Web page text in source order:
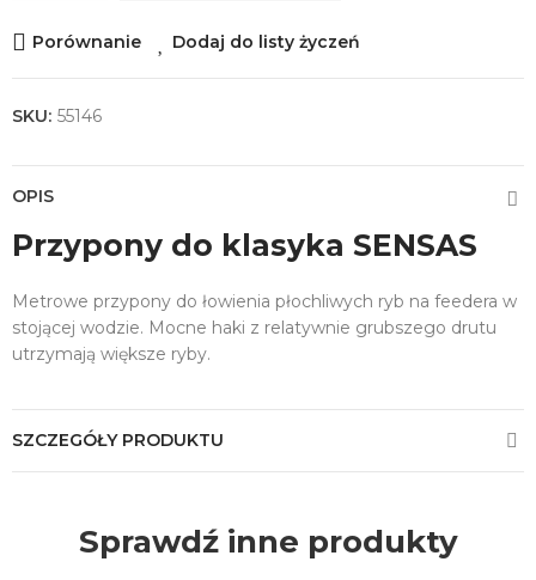
Porównanie Dodaj do listy życzeń
SKU: 55146
OPIS
Przypony do klasyka SENSAS
Metrowe przypony do łowienia płochliwych ryb na feedera w
stojącej wodzie. Mocne haki z relatywnie grubszego drutu
utrzymają większe ryby.
SZCZEGÓŁY PRODUKTU
Sprawdź inne produkty